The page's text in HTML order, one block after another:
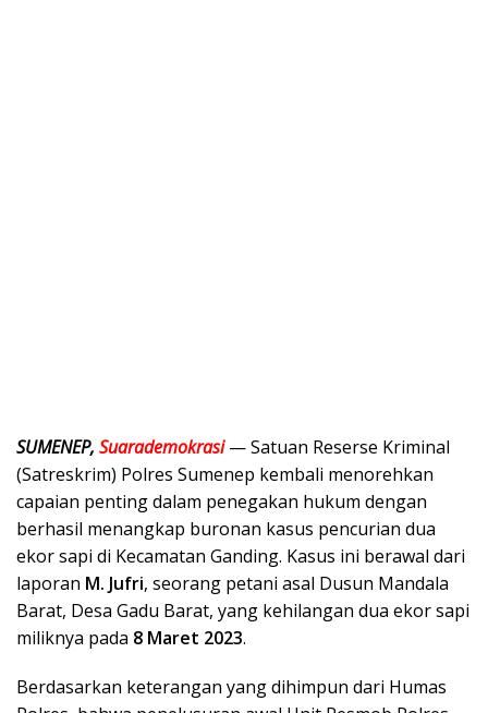
SUMENEP, Suarademokrasi— Satuan Reserse Kriminal
(Satreskrim) Polres Sumenep kembali menorehkan
capaian penting dalam penegakan hukum dengan
berhasil menangkap buronan kasus pencurian dua
ekor sapi di Kecamatan Ganding. Kasus ini berawal dari
laporan M. Jufri, seorang petani asal Dusun Mandala
Barat, Desa Gadu Barat, yang kehilangan dua ekor sapi
miliknya pada 8 Maret 2023.
Berdasarkan keterangan yang dihimpun dari Humas